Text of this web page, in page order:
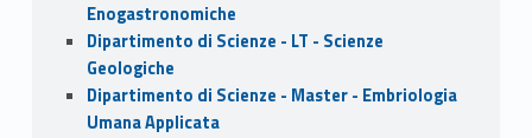
Enogastronomiche
Dipartimento di Scienze - LT - Scienze
Geologiche
Dipartimento di Scienze - Master - Embriologia
Umana Applicata